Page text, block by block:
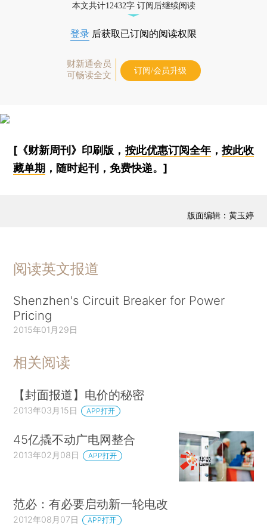
本文共计12432字 订阅后继续阅读
登录 后获取已订阅的阅读权限
财新通会员
可畅读全文
订阅/会员升级
[《财新周刊》印刷版， 按此优惠订阅全年， 按此收
藏单期 ，随时起刊，免费快递。]
版面编辑：黄玉婷
阅读英文报道
Shenzhen's Circuit Breaker for Power
Pricing
2015年01月29日
相关阅读
【封面报道】电价的秘密
2013年03月15日 APP打开
45亿撬不动广电网整合
2013年02月08日 APP打开
范必：有必要启动新一轮电改
2012年08月07日 APP打开